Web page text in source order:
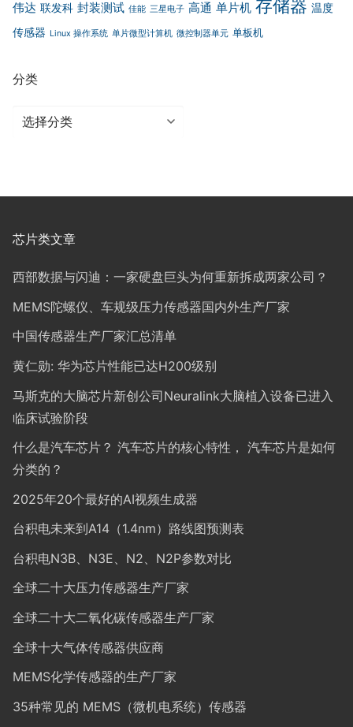
伟达 联发科 封装测试 佳能 三星电子 高通 单片机 存储器 温度
传感器 Linux 操作系统 单片微型计算机 微控制器单元 单板机
分类
分
芯片类文章
西部数据与闪迪：一家硬盘巨头为何重新拆成两家公司？
MEMS陀螺仪、车规级压力传感器国内外生产厂家
中国传感器生产厂家汇总清单
黄仁勋: 华为芯片性能已达H200级别
马斯克的大脑芯片新创公司Neuralink大脑植入设备已进入
临床试验阶段
什么是汽车芯片？ 汽车芯片的核心特性， 汽车芯片是如何
分类的？
2025年20个最好的AI视频生成器
台积电未来到A14（1.4nm）路线图预测表
台积电N3B、N3E、N2、N2P参数对比
全球二十大压力传感器生产厂家
全球二十大二氧化碳传感器生产厂家
全球十大气体传感器供应商
MEMS化学传感器的生产厂家
35种常见的 MEMS（微机电系统）传感器